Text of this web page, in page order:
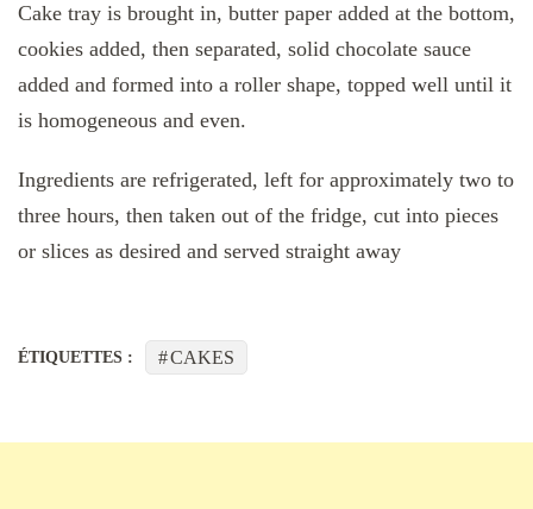
Cake tray is brought in, butter paper added at the bottom,
cookies added, then separated, solid chocolate sauce
added and formed into a roller shape, topped well until it
is homogeneous and even.
Ingredients are refrigerated, left for approximately two to
three hours, then taken out of the fridge, cut into pieces
or slices as desired and served straight away
ÉTIQUETTES : CAKES